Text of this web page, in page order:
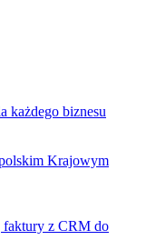
każdego biznesu
Krajowym
z CRM do